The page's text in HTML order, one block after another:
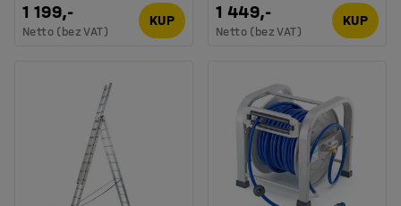
1 199,-
Netto (bez VAT)
KUP 1 449,-
Netto (bez VAT)
KUP